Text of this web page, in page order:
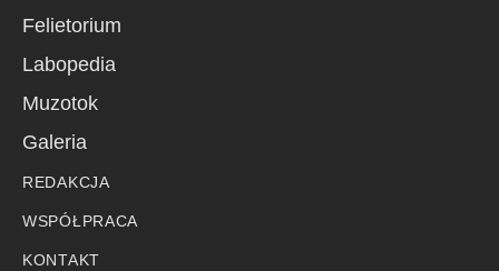
Felietorium
Labopedia
Muzotok
Galeria
REDAKCJA
WSPÓŁPRACA
KONTAKT